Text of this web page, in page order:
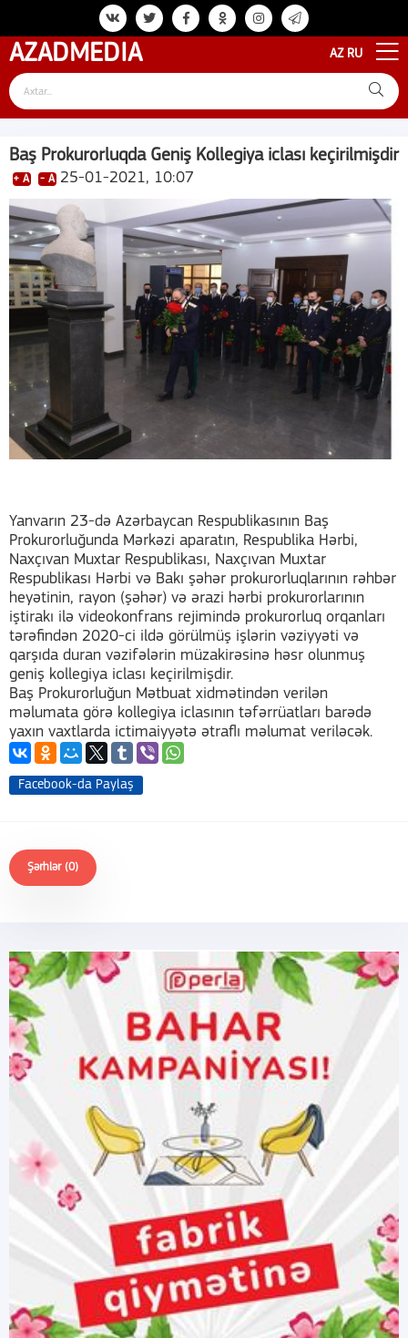
AZADMEDIA AZ RU
Baş Prokurorluqda Geniş Kollegiya iclası keçirilmişdir
+ A - A 25-01-2021, 10:07
Yanvarın 23-də Azərbaycan Respublikasının Baş
Prokurorluğunda Mərkəzi aparatın, Respublika Hərbi,
Naxçıvan Muxtar Respublikası, Naxçıvan Muxtar
Respublikası Hərbi və Bakı şəhər prokurorluqlarının rəhbər
heyətinin, rayon (şəhər) və ərazi hərbi prokurorlarının
iştirakı ilə videokonfrans rejimində prokurorluq orqanları
tərəfindən 2020-ci ildə görülmüş işlərin vəziyyəti və
qarşıda duran vəzifələrin müzakirəsinə həsr olunmuş
geniş kollegiya iclası keçirilmişdir.
Baş Prokurorluğun Mətbuat xidmətindən verilən
məlumata görə kollegiya iclasının təfərrüatları barədə
yaxın vaxtlarda ictimaiyyətə ətraflı məlumat veriləcək.
Facebook-da Paylaş
Şərhlər (0)